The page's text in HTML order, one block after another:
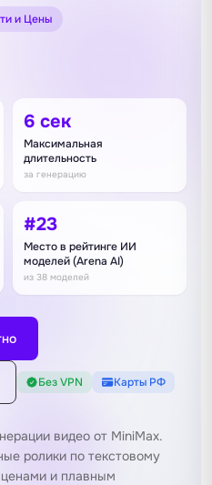
и Цены
6 сек
Максимальная
длительность
за генерацию
#23
Место в рейтинге ИИ
моделей (Arena AI)
из 38 моделей
Без VPN Карты РФ
видео от MiniMax.
ролики по текстовому
и плавным